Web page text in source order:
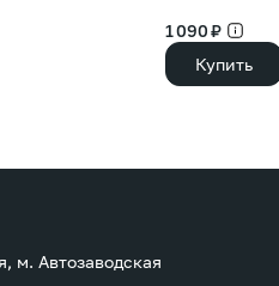
1 090 ₽
Купить
м. Автозаводская